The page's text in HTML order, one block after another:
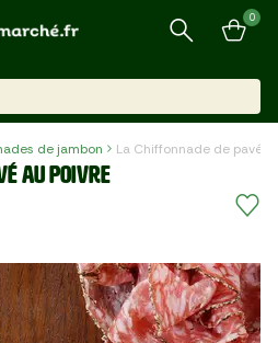
0
de jambon La Chiffonnade de pavé
au poivre